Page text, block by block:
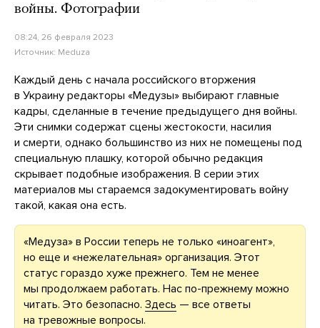
войны. Фотографии
08:24, 26 февраля 2023
Источник: Meduza
Каждый день с начала российского вторжения
в Украину редакторы «Медузы» выбирают главные
кадры, сделанные в течение предыдущего дня войны.
Эти снимки содержат сцены жестокости, насилия
и смерти, однако большинство из них не помещены под
специальную плашку, которой обычно редакция
скрывает подобные изображения. В серии этих
материалов мы стараемся задокументировать войну
такой, какая она есть.
«Медуза» в России теперь не только «иноагент»,
но еще и «нежелательная» организация. Этот
статус гораздо хуже прежнего. Тем не менее
мы продолжаем работать. Нас по-прежнему можно
читать. Это безопасно. Здесь — все ответы
на тревожные вопросы.